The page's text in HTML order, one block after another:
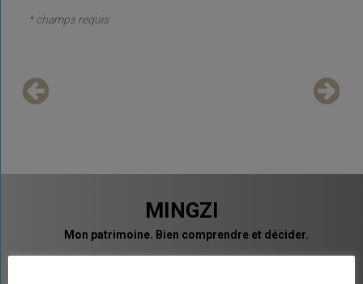
* champs requis
MINGZI
Mon patrimoine. Bien comprendre et décider.